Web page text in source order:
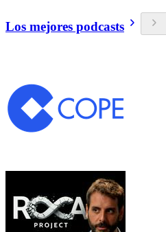
Los mejores podcasts